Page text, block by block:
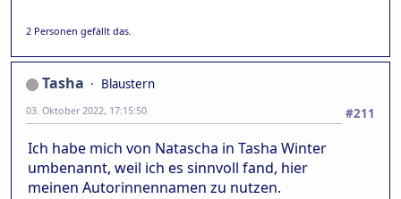
2 Personen gefällt das.
Tasha
Blaustern
#211
03. Oktober 2022, 17:15:50
Ich habe mich von Natascha in Tasha Winter
umbenannt, weil ich es sinnvoll fand, hier
meinen Autorinnennamen zu nutzen.